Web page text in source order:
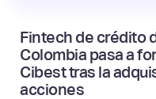
Fintech de crédito
Colombia pasa a
Cibest tras la
acciones